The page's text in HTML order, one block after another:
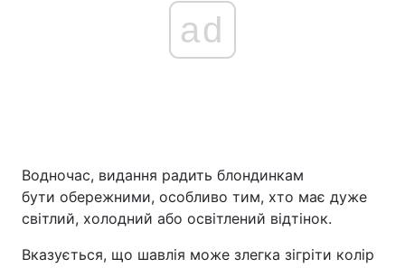
ad
Водночас, видання радить блондинкам
бути обережними, особливо тим, хто має дуже
світлий, холодний або освітлений відтінок.
Вказується, що шавлія може злегка зігріти колір